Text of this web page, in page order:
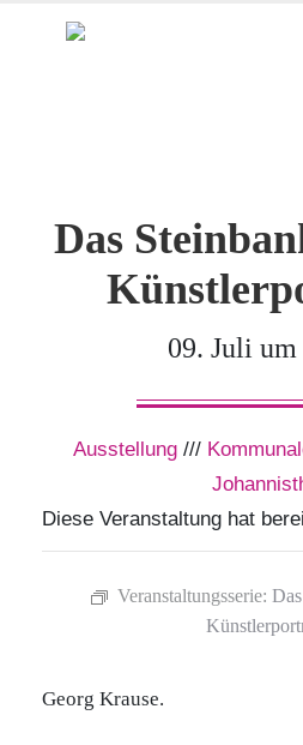
Das
09. Juli um
Ausstellung ///
Diese Veranstaltung hat
Veranstaltungsserie:
Georg Krause.